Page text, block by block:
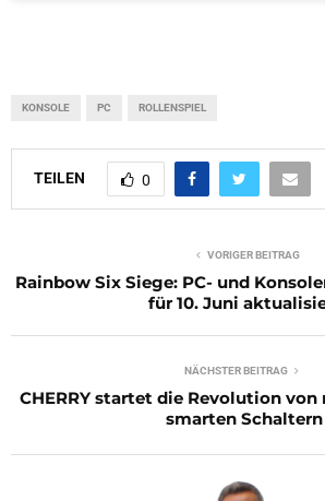
KONSOLE PC ROLLENSPIEL
TEILEN 0
VORIGER BEITRAG
Rainbow Six Siege: PC- und
für 10. Juni
NÄCHSTER BEITRAG
CHERRY startet die Revolution von
smarten Schaltern